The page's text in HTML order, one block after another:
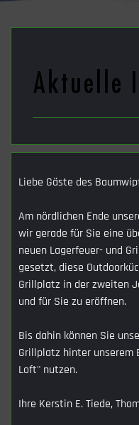
Aktuelle
Liebe Gäste des
Am nördlichen Ende
wir gerade für Sie eine
neuen Lagerfeuer- und
gesetzt, diese
Grillplatz in der zweiten
und für Sie zu eröffnen.
Bis dahin können Sie
Grillplatz hinter unserem
Loft" nutzen.
Ihre Kerstin E. Tiede,